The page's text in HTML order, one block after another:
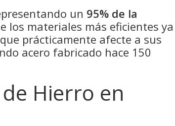
un 95% de la
los materiales más eficientes ya
prácticamente afecte a sus
acero fabricado hace 150
Hierro en